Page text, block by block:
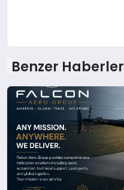
Benzer Haberler